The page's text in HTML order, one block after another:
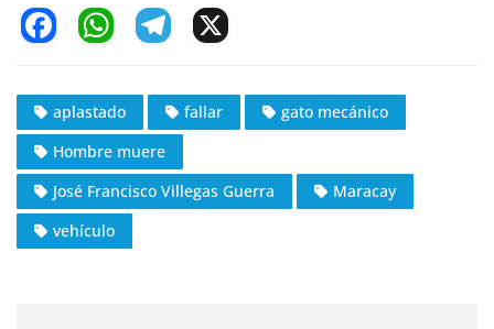
c
e
b
o
o
W
at
s
A
p
p
e
gr
a
m
aplastado fallar
gato mecánico
Hombre muere
José Francisco Villegas Guerra
Maracay
vehículo